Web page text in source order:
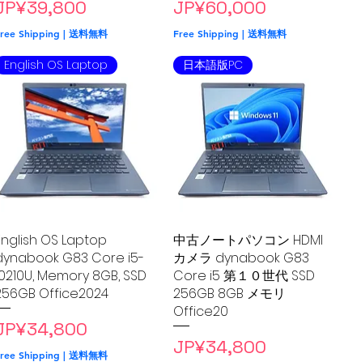
Shipping | 送料無料
Price
JP¥60,000
Free Shipping | 送料無料
Quick View
English OS Laptop
OS Laptop
G83 Core i5-
Memory 8GB, SSD
Office2024
Shipping | 送料無料
Quick View
日本語版PC
中古ノートパソコン HDMI
カメラ dynabook G83
Core i5 第１０世代 SSD
256GB 8GB メモリ
Office20
Price
JP¥34,800